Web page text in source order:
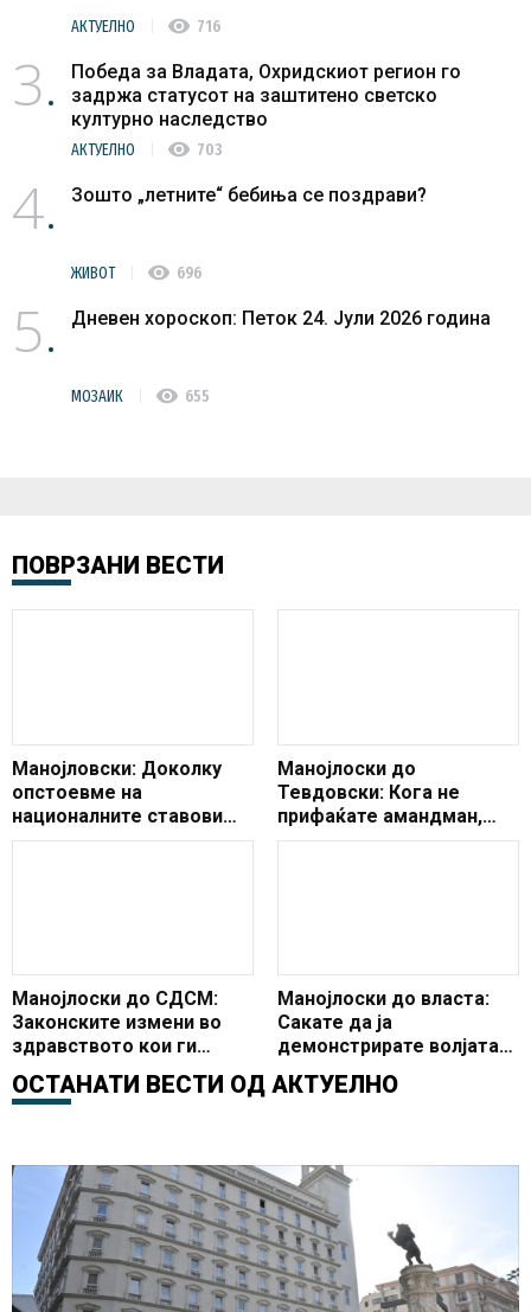
АКТУЕЛНО visibility 716
3
Победа за Владата, Охридскиот регион го
задржа статусот на заштитено светско
културно наследство
АКТУЕЛНО visibility 703
4 Зошто „летните“ бебиња се поздрави?
ЖИВОТ visibility 696
5 Дневен хороскоп: Петок 24. Јули 2026 година
МОЗАИК visibility 655
ПОВРЗАНИ ВЕСТИ
Манојловски: Доколку
опстоевме на
националните ставови
верувам дека ќе имаше
Манојлоски до
Тевдовски: Кога не
прифаќате амандман,
мора да знаете зошто не
Манојлоски до СДСМ:
Законските измени во
здравството кои ги
предлагате се за да ги
задоволите партиските
Манојлоски до власта:
Сакате да ја
демонстрирате волјата
на малцинството граѓани
излезени да гласаат врз
не излегле
ОСТАНАТИ ВЕСТИ ОД АКТУЕЛНО